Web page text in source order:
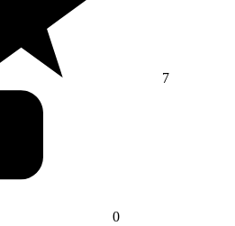
7
0